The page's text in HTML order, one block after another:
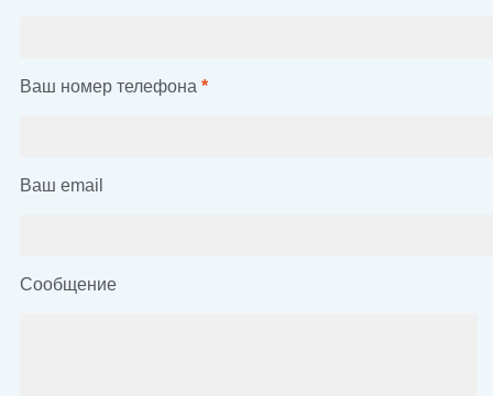
Ваш номер телефона *
Ваш email
Сообщение